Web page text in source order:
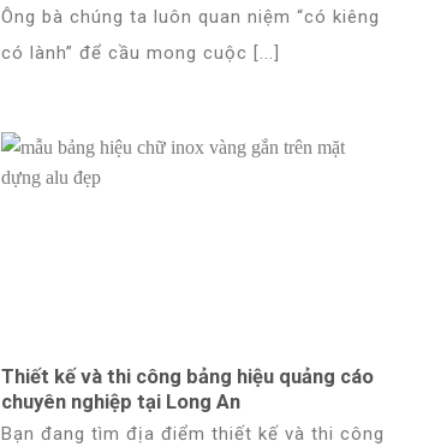
Ông bà chúng ta luôn quan niệm “có kiêng
có lành” để cầu mong cuộc [...]
Thiết kế và thi công bảng hiệu quảng cáo
chuyên nghiệp tại Long An
Bạn đang tìm địa điểm thiết kế và thi công